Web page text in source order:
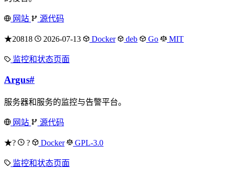
网站 源代码
★20818 2026-07-13 Docker deb Go MIT
监控和状态页面
Argus#
服务器和服务的监控与告警平台。
网站 源代码
★? ? Docker GPL-3.0
监控和状态页面